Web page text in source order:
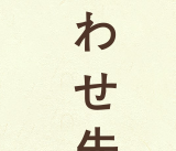
わ
せ